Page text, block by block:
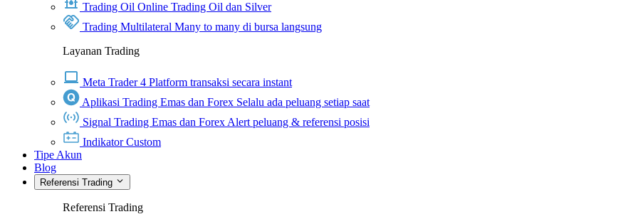
Trading Oil Online Trading Oil dan Silver
Trading Multilateral Many to many di bursa langsung
Layanan Trading
Meta Trader 4 Platform transaksi secara instant
Aplikasi Trading Emas dan Forex Selalu ada peluang setiap saat
Signal Trading Emas dan Forex Alert peluang & referensi posisi
Indikator Custom
Tipe Akun
Blog
Referensi Trading
Referensi Trading